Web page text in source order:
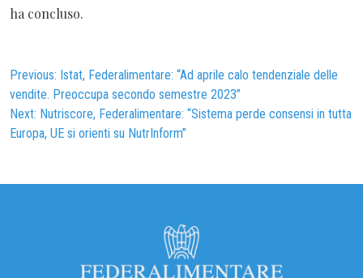
ha concluso.
Navigazione
articoli
Previous: Istat, Federalimentare: “Ad aprile calo tendenziale delle
vendite. Preoccupa secondo semestre 2023”
Next: Nutriscore, Federalimentare: “Sistema perde consensi in tutta
Europa, UE si orienti su NutrInform”